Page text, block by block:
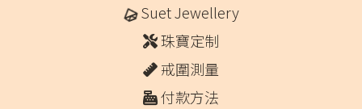
Suet Jewellery
珠寶定制
戒圍測量
付款方法